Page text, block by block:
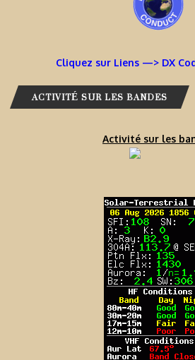
Cliquez sur Liens —> DX
ACTIVITÉ SUR LES BANDES
Activité sur les